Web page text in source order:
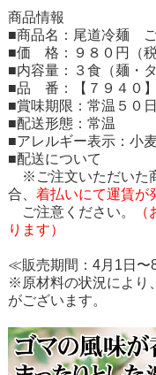
商品情報
■商品名：尾道冷麺
■価 格：９８０円（税
■内容量：３食（麺・タ
■品 番：【７９４０】
■賞味期限：常温５０日
■配送形態：常温
■アレルギー表示：小
■配送について
※ご注文いただいた
合、 着払いにて運賃が
ご注意ください。
ります）
≪販売期間：4月1日
※原材料の状況により
がございます。